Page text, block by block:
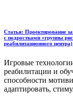
Статья: Проектирование
с подростками «группы
реабилитационного центра)
Игровые
реабилитации и
способности
адаптировать,